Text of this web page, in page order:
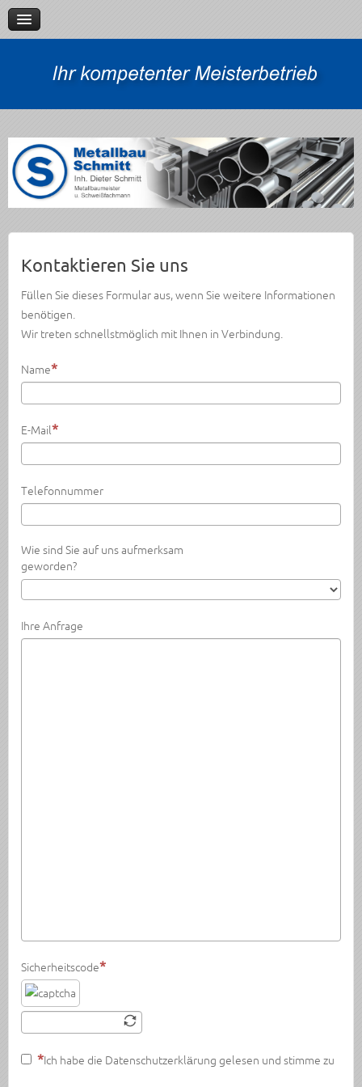
Referenzen
Impressum
Kontaktieren Sie uns
Füllen Sie dieses Formular aus, wenn Sie weitere Informationen
benötigen.
Wir treten schnellstmöglich mit Ihnen in Verbindung.
Name
E-Mail
Telefonnummer
Wie sind Sie auf uns aufmerksam
geworden?
Ihre Anfrage
Sicherheitscode
Ich habe die Datenschutzerklärung gelesen und stimme zu